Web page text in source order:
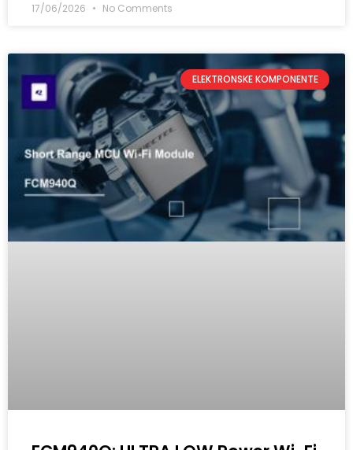
17/06/2026 No Comments
ELEKTRONSKE KOMPONENTE